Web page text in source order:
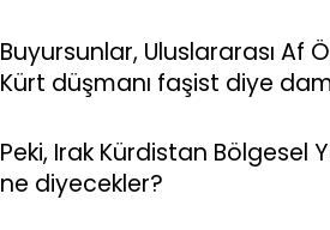
Buyursunlar, Uluslararası Af
Kürt düşmanı faşist diye
Peki, Irak Kürdistan Bölgesel
ne diyecekler?